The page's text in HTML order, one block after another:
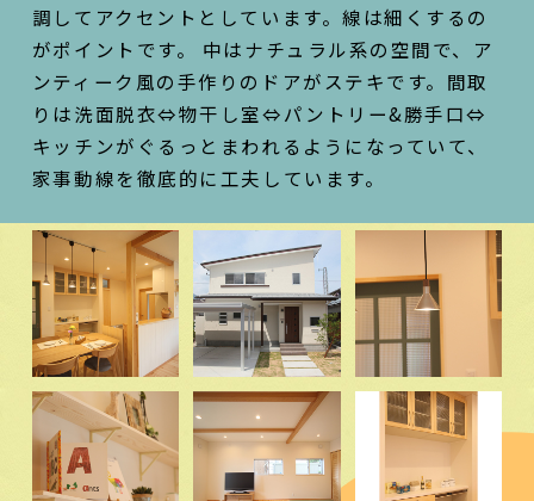
調してアクセントとしています。線は細くするの
がポイントです。 中はナチュラル系の空間で、ア
ンティーク風の手作りのドアがステキです。間取
りは洗面脱衣⇔物干し室⇔パントリー&勝手口⇔
キッチンがぐるっとまわれるようになっていて、
家事動線を徹底的に工夫しています。